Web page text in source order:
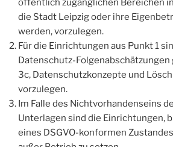
öffentlich zugänglichen Bereichen
die Stadt Leipzig oder ihre
werden, vorzulegen.
Für die Einrichtungen aus Punkt 1
Datenschutz-Folgenabschätzungen
3c, Datenschutzkonzepte und
vorzulegen.
Im Falle des Nichtvorhandenseins
Unterlagen sind die Einrichtungen,
eines DSGVO-konformen